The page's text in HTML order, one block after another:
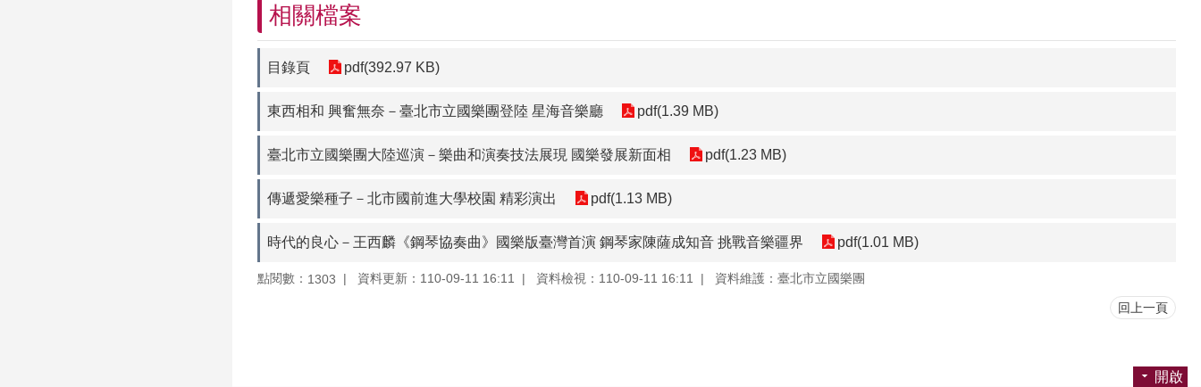
相關檔案
目錄頁 pdf(392.97 KB)
東西相和 興奮無奈－臺北市立國樂團登陸 星海音樂廳 pdf(1.39 MB)
臺北市立國樂團大陸巡演－樂曲和演奏技法展現 國樂發展新面相 pdf(1.23 MB)
傳遞愛樂種子－北市國前進大學校園 精彩演出 pdf(1.13 MB)
時代的良心－王西麟《鋼琴協奏曲》國樂版臺灣首演 鋼琴家陳薩成知音 挑戰音樂疆界 pdf(1.01 MB)
點閱數： 1303 資料更新：110-09-11 16:11 資料檢視：110-09-11 16:11 資料維護：臺北市立國樂團
回上一頁
開啟